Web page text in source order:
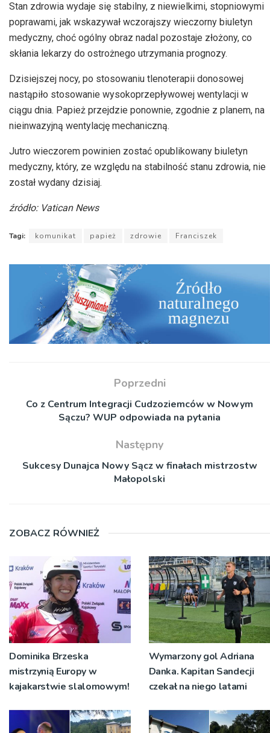
Stan zdrowia wydaje się stabilny, z niewielkimi, stopniowymi
poprawami, jak wskazywał wczorajszy wieczorny biuletyn
medyczny, choć ogólny obraz nadal pozostaje złożony, co
skłania lekarzy do ostrożnego utrzymania prognozy.
Dzisiejszej nocy, po stosowaniu tlenoterapii donosowej
nastąpiło stosowanie wysokoprzepływowej wentylacji w
ciągu dnia. Papież przejdzie ponownie, zgodnie z planem, na
nieinwazyjną wentylację mechaniczną.
Jutro wieczorem powinien zostać opublikowany biuletyn
medyczny, który, ze względu na stabilność stanu zdrowia, nie
został wydany dzisiaj.
źródło: Vatican News
Tagi: komunikat papież zdrowie Franciszek
Poprzedni
Co z Centrum Integracji Cudzoziemców w Nowym
Sączu? WUP odpowiada na pytania
Następny
Sukcesy Dunajca Nowy Sącz w finałach mistrzostw
Małopolski
ZOBACZ RÓWNIEŻ
Dominika Brzeska
mistrzynią Europy w
kajakarstwie slalomowym!
Wymarzony gol Adriana
Danka. Kapitan Sandecji
czekał na niego latami